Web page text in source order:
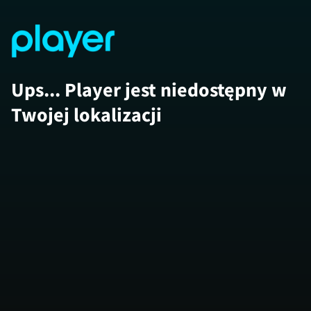
Ups... Player jest niedostępny w
Twojej lokalizacji